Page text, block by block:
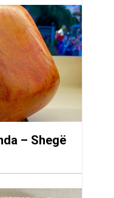
– Shegë